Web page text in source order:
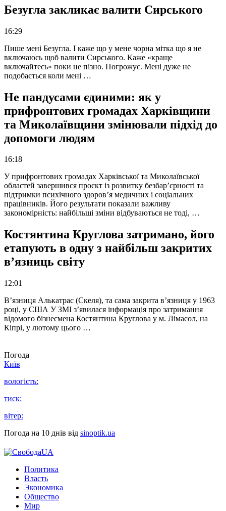
Безугла закликає валити Сирського
16:29
Пише мені Безугла. І каже що у мене чорна мітка що я не
включаюсь щоб валити Сирського. Каже «краще
включайтесь» поки не пізно. Погрожує. Мені дуже не
подобається коли мені …
Не пандусами єдиними: як у
прифронтових громадах Харківщини
та Миколаївщини змінювали підхід до
допомоги людям
16:18
У прифронтових громадах Харківської та Миколаївської
областей завершився проєкт із розвитку безбар’єрності та
підтримки психічного здоров’я медичних і соціальних
працівників. Його результати показали важливу
закономірність: найбільші зміни відбуваються не тоді, …
Костянтина Круглова затримано, його
етапують в одну з найбільш закритих
в’язниць світу
12:01
В’язниця Алькатрас (Скеля), та сама закрита в’язниця у 1963
році, у США У ЗМІ з’явилася інформація про затримання
відомого бізнесмена Костянтина Круглова у м. Лімасол, на
Кіпрі, у лютому цього …
Погода
Київ
вологість:
тиск:
вітер:
Погода на 10 днів від sinoptik.ua
Политика
Власть
Экономика
Общество
Мир